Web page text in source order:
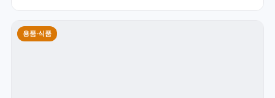
용품·식품